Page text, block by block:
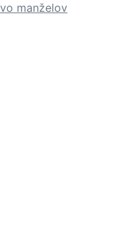
manželov